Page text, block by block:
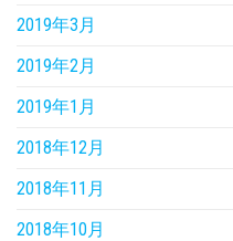
2019年3月
2019年2月
2019年1月
2018年12月
2018年11月
2018年10月